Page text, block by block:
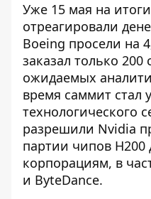
Уже 15 мая на
отреагировали
Boeing просели на
заказал только 200
ожидаемых
время саммит стал
технологического
разрешили Nvidia
партии чипов H200
корпорациям, в
и ByteDance.